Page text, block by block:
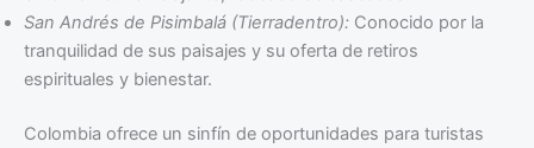
San Andrés de Pisimbalá (Tierradentro): Conocido por la
tranquilidad de sus paisajes y su oferta de retiros
espirituales y bienestar.
Colombia ofrece un sinfín de oportunidades para turistas